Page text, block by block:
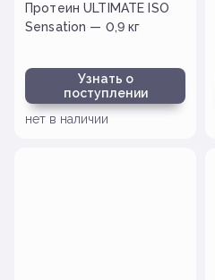
Протеин ULTIMATE ISO
Sensation — 0,9 кг
Узнать о
поступлении
нет в наличии